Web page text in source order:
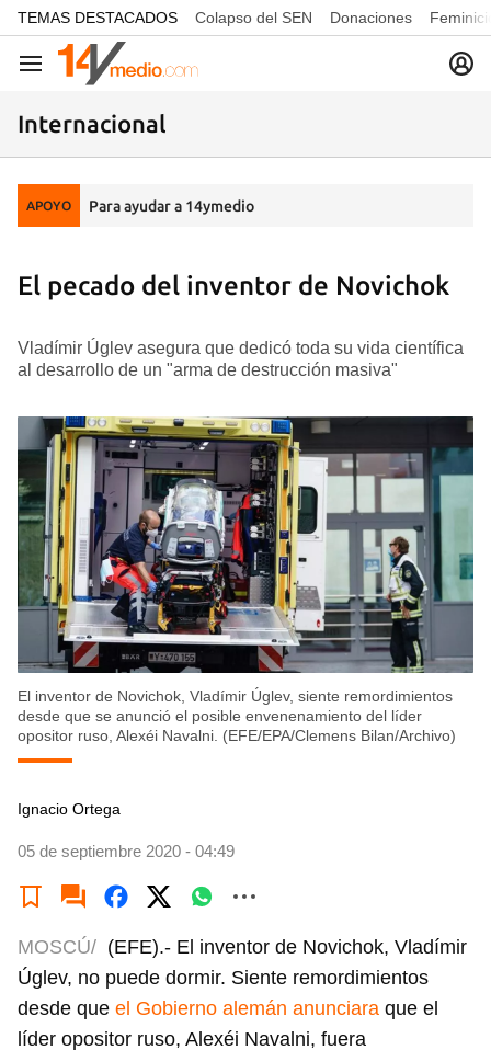
common.go-to-content
TEMAS DESTACADOS Colapso del SEN Donaciones
Navegación
Internacional
APOYO Para ayudar a 14ymedio
El pecado del inventor de Novichok
Vladímir Úglev asegura que dedicó toda su vida científica
al desarrollo de un "arma de destrucción masiva"
El inventor de Novichok, Vladímir Úglev, siente remordimientos
desde que se anunció el posible envenenamiento del líder
opositor ruso, Alexéi Navalni. (EFE/EPA/Clemens Bilan/Archivo)
Ignacio Ortega
05 de septiembre 2020 - 04:49
MOSCÚ/ (EFE).- El inventor de Novichok, Vladímir
Úglev, no puede dormir. Siente remordimientos
desde que el Gobierno alemán anunciara que el
líder opositor ruso, Alexéi Navalni, fuera